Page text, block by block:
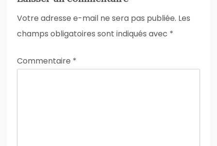
Votre adresse e-mail ne sera pas publiée. Les
champs obligatoires sont indiqués avec *
Commentaire *